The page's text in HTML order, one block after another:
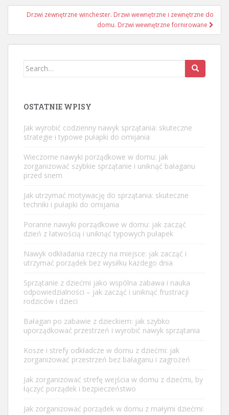
Drzwi zewnętrzne winchester. Drzwi wewnętrzne i zewnętrzne do
domu. Drzwi wewnętrzne fornirowane
Search
OSTATNIE WPISY
Jak wyrobić codzienny nawyk sprzątania: skuteczne
strategie i typowe pułapki do omijania
Wieczorne nawyki porządkowe w domu: jak
zorganizować szybkie sprzątanie i uniknąć bałaganu
przed snem
Jak utrzymać motywację do sprzątania: skuteczne
techniki i pułapki do omijania
Poranne nawyki porządkowe w domu: jak zacząć
dzień z łatwością i uniknąć typowych pułapek
Nawyk odkładania rzeczy na miejsce: jak zacząć i
utrzymać porządek bez wysiłku każdego dnia
Sprzątanie z dziećmi jako wspólna zabawa i nauka
odpowiedzialności – jak zacząć i uniknąć frustracji
rodziców i dzieci
Bałagan po zabawie z dzieckiem: jak szybko
uporządkować przestrzeń i wyrobić nawyk sprzątania
Kosze i strefy odkładcze w domu z dziećmi: jak
zorganizować przestrzeń bez bałaganu i zagrożeń
Jak zorganizować strefę wejścia w domu z dziećmi, by
łączyć porządek i bezpieczeństwo
Jak zorganizować porządek w domu z małymi dziećmi: